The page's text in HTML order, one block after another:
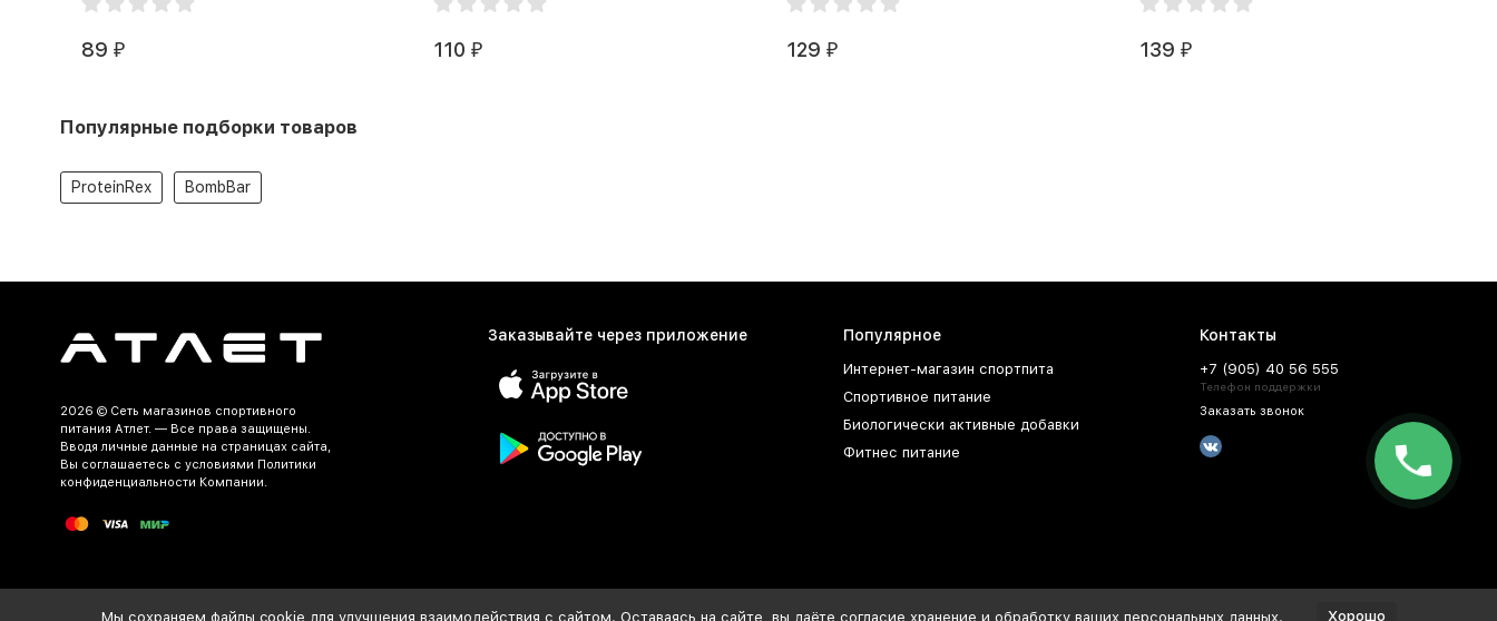
89 ₽ 110 ₽ 129 ₽ 139 ₽
Популярные подборки товаров
ProteinRex BombBar
2026 © Сеть магазинов спортивного
питания Атлет. — Все права защищены.
Вводя личные данные на страницах сайта,
Вы соглашаетесь c условиями Политики
конфиденциальности Компании.
Заказывайте через приложение Популярное
Интернет-магазин спортпита
Спортивное питание
Биологически активные добавки
Фитнес питание
Контакты
+7 (905) 40 56 555
Телефон поддержки
Заказать звонок
Мы сохраняем файлы cookie для улучшения взаимодействия с сайтом. Оставаясь на сайте, вы даёте согласие хранение и обработку ваших персональных данных. Хорошо